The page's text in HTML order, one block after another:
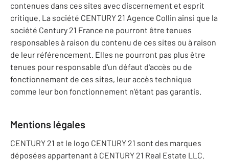
contenues dans ces sites avec discernement et esprit
critique. La société CENTURY 21 Agence Collin ainsi que la
société Century 21 France ne pourront être tenues
responsables à raison du contenu de ces sites ou à raison
de leur référencement. Elles ne pourront pas plus être
tenues pour responsable d'un défaut d'accès ou de
fonctionnement de ces sites, leur accès technique
comme leur bon fonctionnement n'étant pas garantis.
Mentions légales
CENTURY 21 et le logo CENTURY 21 sont des marques
déposées appartenant à CENTURY 21 Real Estate LLC.